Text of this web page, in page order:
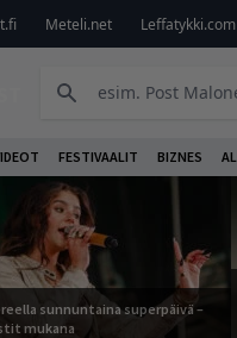
Meteli.net Leffatykki.com
FESTIVAALIT BIZNES
sunnuntaina superpäivä –
mukana